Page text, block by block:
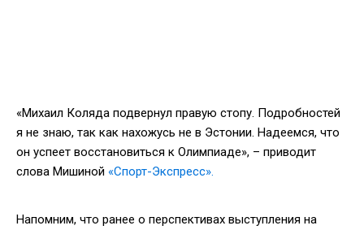
«Михаил Коляда подвернул правую стопу. Подробностей
я не знаю, так как нахожусь не в Эстонии. Надеемся, что
он успеет восстановиться к Олимпиаде», – приводит
слова Мишиной «Спорт-Экспресс».
Напомним, что ранее о перспективах выступления на